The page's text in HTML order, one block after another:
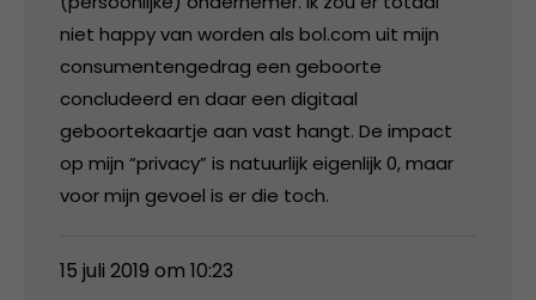
niet happy van worden als bol.com uit mijn
consumentengedrag een geboorte
concludeerd en daar een digitaal
geboortekaartje aan vast hangt. De impact
op mijn “privacy” is natuurlijk eigenlijk 0, maar
voor mijn gevoel is er die toch.
15 juli 2019 om 10:23